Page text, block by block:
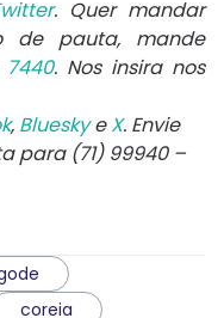
. Quer mandar
de pauta, mande
. Nos insira nos
, BlueskyeX. Envie
para (71) 99940 –
coreia